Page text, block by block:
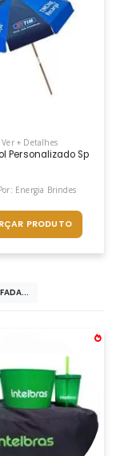
190t, Com Haste
Ver + Detalhes
Personalizado Sp
Energia Brindes
PRODUTO